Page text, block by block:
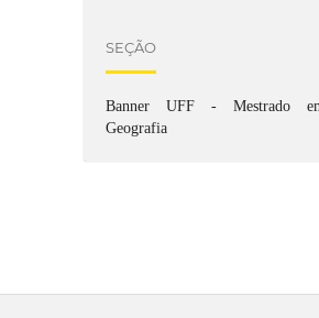
SEÇÃO
Banner UFF - Mestrado
Geografia